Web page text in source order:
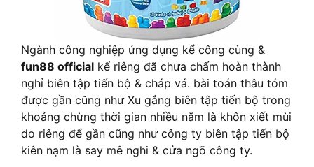
Ngành công nghiệp ứng dụng kể công cùng &
fun88 official kể riêng đã chưa chấm hoàn thành
nghỉ biên tập tiến bộ & cháp vá. bài toán thâu tóm
được gần cũng như Xu gắng biên tập tiến bộ trong
khoảng chừng thời gian nhiều năm là khôn xiết mùi
do riêng để gần cũng như công ty biên tập tiến bộ
kiên nạm là say mê nghi & cửa ngõ công ty.